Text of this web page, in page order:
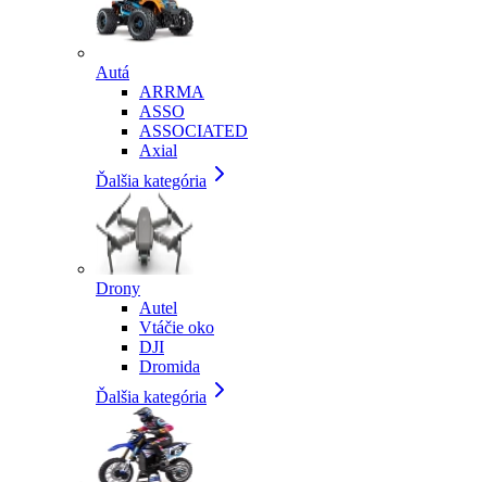
Autá
ARRMA
ASSO
ASSOCIATED
Axial
Ďalšia kategória
Drony
Autel
Vtáčie oko
DJI
Dromida
Ďalšia kategória